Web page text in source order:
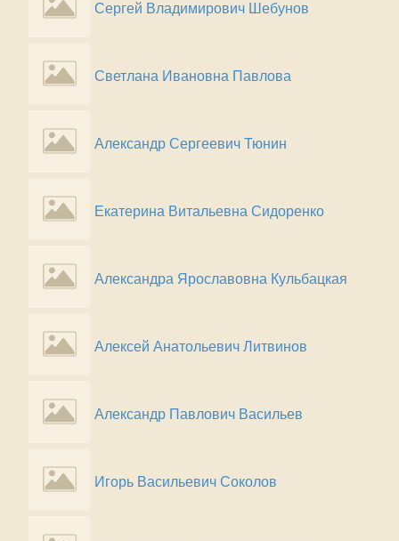
Сергей Владимирович Шебунов
Светлана Ивановна Павлова
Александр Сергеевич Тюнин
Екатерина Витальевна Сидоренко
Александра Ярославовна Кульбацкая
Алексей Анатольевич Литвинов
Александр Павлович Васильев
Игорь Васильевич Соколов